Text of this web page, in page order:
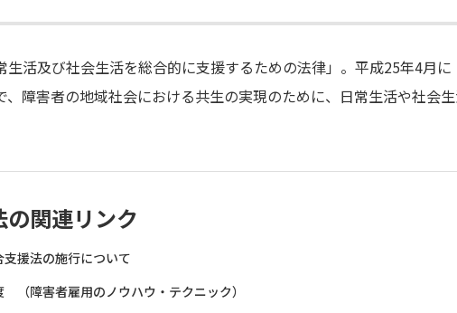
生活及び社会生活を総合的に支援するための法律」。平成25年4月
、障害者の地域社会における共生の実現のために、日常生活や社会
関連リンク
援法の施行について
（障害者雇用のノウハウ・テクニック）